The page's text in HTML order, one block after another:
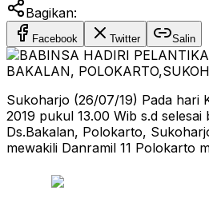
Bagikan:
Facebook Twitter Salin
Sukoharjo (26/07/19) Pada hari
2019 pukul 13.00 Wib s.d
Ds.Bakalan, Polokarto,
mewakili Danramil 11 Polokarto